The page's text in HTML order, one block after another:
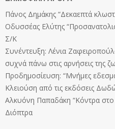
Πάνος Δημάκης “Δεκαεπτά
Οδυσσέας Ελύτης
Σ/Κ
Συνέντευξη: Λένια
συχνά πάνω στις αρνήσεις της
Προδημοσίευση: “Μνήμες
Κλειούση από τις εκδόσεις
Αλκυόνη Παπαδάκη “Κόντρα στο
Διόπτρα